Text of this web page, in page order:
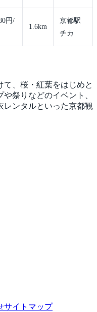
円/
1.6km
京都駅
チカ
、桜・紅葉をはじめと
祭りなどのイベント、
レンタルといった京都観
サイトマップ